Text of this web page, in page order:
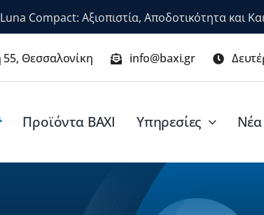
Compact: Αξιοπιστία, Αποδοτικότητα και
Θεσσαλονίκη info@baxi.gr
Προϊόντα BΑΧΙ Υπηρεσίες Νέα